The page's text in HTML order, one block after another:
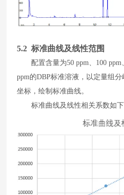
5.2 标准曲线及线性范围
配置含量为50 ppm、 100 ppm
ppm的DBP标准溶液， 以定量组
坐标 ，绘制标准曲线。
标准曲线及线性相关系数如